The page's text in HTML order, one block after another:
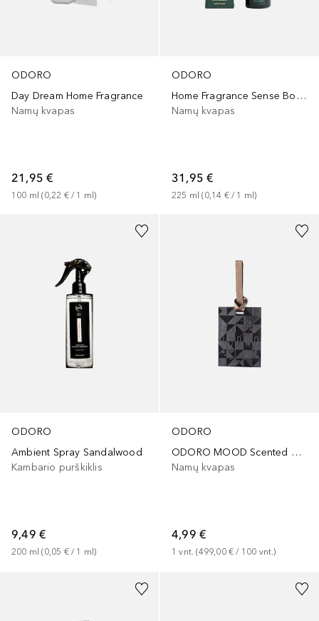
ODORO
Day Dream Home Fragrance
Namų kvapas
21,95 €
100 ml (0,22 € / 1 ml)
ODORO
Home Fragrance Sense Botanist
Namų kvapas
31,95 €
225 ml (0,14 € / 1 ml)
ODORO
Ambient Spray Sandalwood
Kambario purškiklis
9,49 €
200 ml (0,05 € / 1 ml)
ODORO
ODORO MOOD Scented Card Cuban Soul
Namų kvapas
4,99 €
1 vnt. (499,00 € / 100 vnt.)